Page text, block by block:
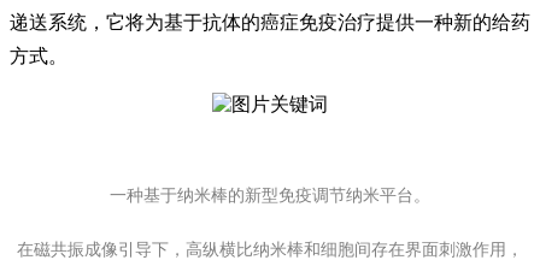
递送系统，它将为基于抗体的癌症免疫治疗提供一种新的给药
方式。
一种基于纳米棒的新型免疫调节纳米平台。
在磁共振成像引导下，高纵横比纳米棒和细胞间存在界面刺激作用，